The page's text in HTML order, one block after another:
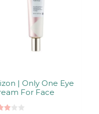
| Only One Eye
For Face